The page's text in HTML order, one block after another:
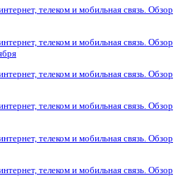
телеком и мобильная связь. Обзор
телеком и мобильная связь. Обзор
телеком и мобильная связь. Обзор
телеком и мобильная связь. Обзор
телеком и мобильная связь. Обзор
телеком и мобильная связь. Обзор